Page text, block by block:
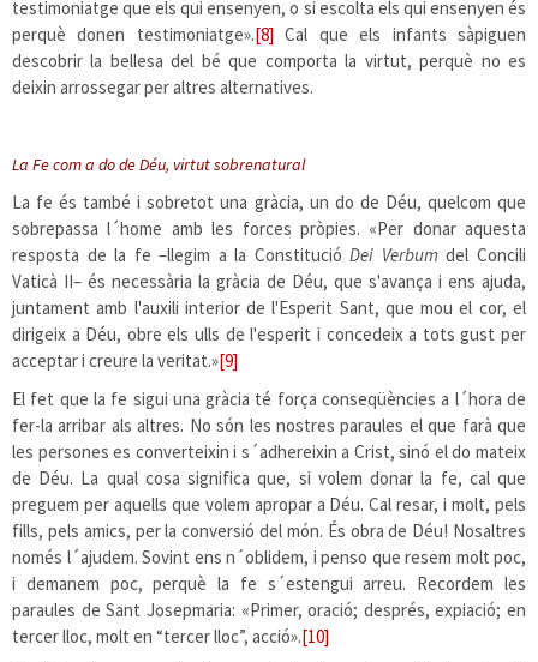
testimoniatge que els qui ensenyen, o si escolta els qui ensenyen és
perquè donen testimoniatge».[8] Cal que els infants sàpiguen
descobrir la bellesa del bé que comporta la virtut, perquè no es
deixin arrossegar per altres alternatives.
La Fe com a do de Déu, virtut sobrenatural
La fe és també i sobretot una gràcia, un do de Déu, quelcom que
sobrepassa l´home amb les forces pròpies. «Per donar aquesta
resposta de la fe –llegim a la ConstitucióDei Verbumdel Concili
Vaticà II– és necessària la gràcia de Déu, que s'avança i ens ajuda,
juntament amb l'auxili interior de l'Esperit Sant, que mou el cor, el
dirigeix a Déu, obre els ulls de l'esperit i concedeix a tots gust per
acceptar i creure la veritat.»[9]
El fet que la fe sigui una gràcia té força conseqüències a l´hora de
fer-la arribar als altres. No són les nostres paraules el que farà que
les persones es converteixin i s´adhereixin a Crist, sinó el do mateix
de Déu. La qual cosa significa que, si volem donar la fe, cal que
preguem per aquells que volem apropar a Déu. Cal resar, i molt, pels
fills, pels amics, per la conversió del món. És obra de Déu! Nosaltres
només l´ajudem. Sovint ens n´oblidem, i penso que resem molt poc,
i demanem poc, perquè la fe s´estengui arreu. Recordem les
paraules de Sant Josepmaria: «Primer, oració; després, expiació; en
tercer lloc, molt en “tercer lloc”, acció».[10]